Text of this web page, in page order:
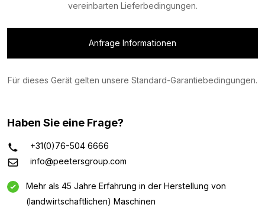
vereinbarten Lieferbedingungen.
Anfrage Informationen
Für dieses Gerät gelten unsere Standard-Garantiebedingungen.
Haben Sie eine Frage?
+31(0)76-504 6666
info@peetersgroup.com
Mehr als 45 Jahre Erfahrung in der Herstellung von
(landwirtschaftlichen) Maschinen